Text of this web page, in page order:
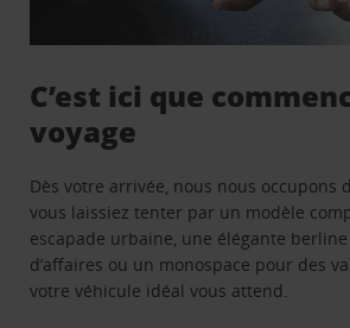
C’est ici que
voyage
Dès votre arrivée, nous nous occupons
vous laissiez tenter par un modèle
escapade urbaine, une élégante
d’affaires ou un monospace pour des
votre véhicule idéal vous attend.